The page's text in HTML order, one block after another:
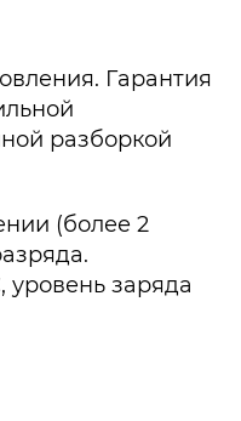
Гарантия
разборкой
(более 2
уровень заряда